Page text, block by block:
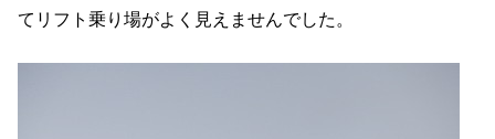
てリフト乗り場がよく見えませんでした。